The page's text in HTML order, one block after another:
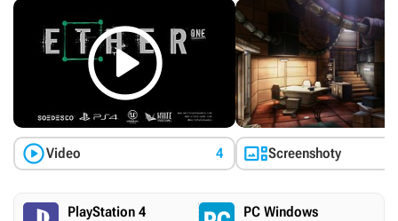

Video 4 Screenshoty
PlayStation 4 PC Windows